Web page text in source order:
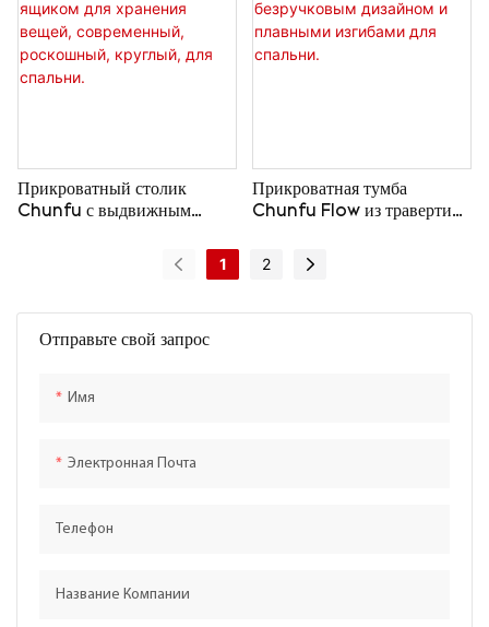
Отправьте свой запрос
Имя
Электронная Почта
Телефон
Название Компании
современная роскошная
тумбочка для спальни.
Прикроватный столик
Chunfu с выдвижным
современный, роскошный,
круглый, для спальни.
Прикроватная тумба
Chunfu Flow из травертина
плавными изгибами для
спальни.
1 2